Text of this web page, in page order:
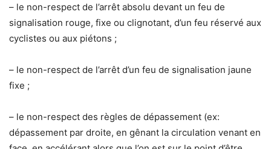
– le non-respect de l’arrêt absolu devant un feu de
signalisation rouge, fixe ou clignotant, d’un feu réservé aux
cyclistes ou aux piétons ;
– le non-respect de l’arrêt d’un feu de signalisation jaune
fixe ;
– le non-respect des règles de dépassement (ex:
dépassement par droite, en gênant la circulation venant en